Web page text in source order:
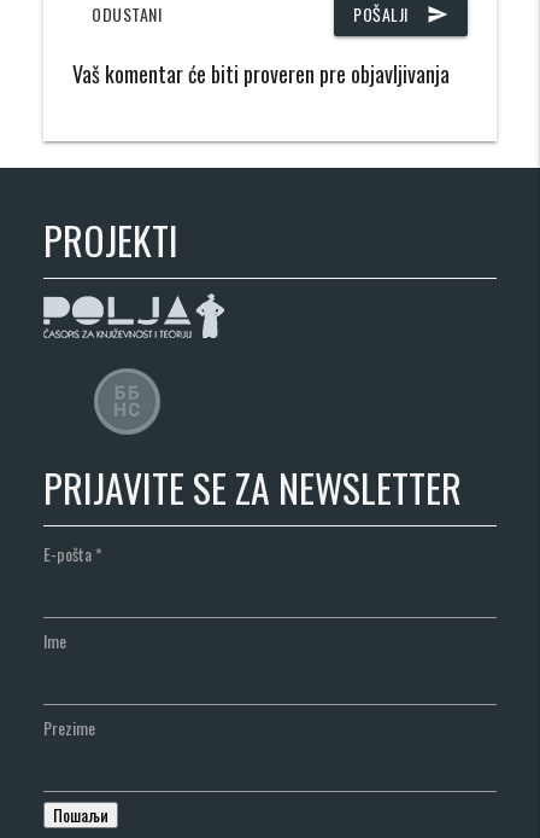
POŠALJI send
ODUSTANI
Vaš komentar će biti proveren pre objavljivanja
PROJEKTI
PRIJAVITE SE ZA NEWSLETTER
E-pošta*
Ime
Prezime